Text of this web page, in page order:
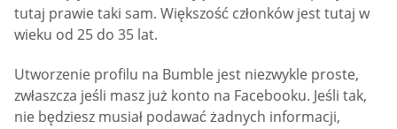
tutaj prawie taki sam. Większość członków jest tutaj w
wieku od 25 do 35 lat.
Utworzenie profilu na Bumble jest niezwykle proste,
zwłaszcza jeśli masz już konto na Facebooku. Jeśli tak,
nie będziesz musiał podawać żadnych informacji,